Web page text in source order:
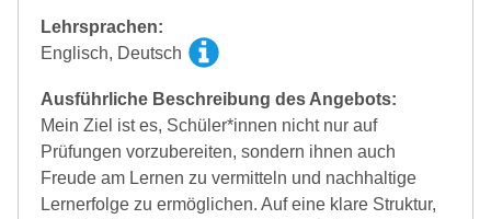
Lehrsprachen:
Englisch, Deutsch
Ausführliche Beschreibung des Angebots:
Mein Ziel ist es, Schüler*innen nicht nur auf
Prüfungen vorzubereiten, sondern ihnen auch
Freude am Lernen zu vermitteln und nachhaltige
Lernerfolge zu ermöglichen. Auf eine klare Struktur,